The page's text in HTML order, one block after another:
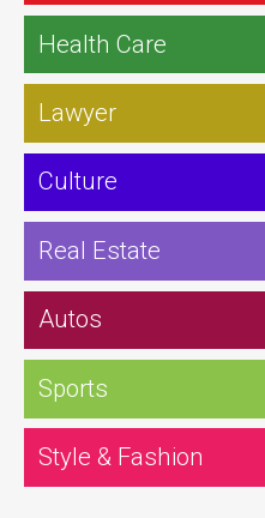
Health Care
Lawyer
Culture
Real Estate
Autos
Sports
Style & Fashion